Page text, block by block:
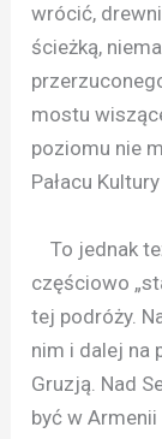
wrócić,
ścieżką,
mostu
poziomu nie
Pałacu
To jednak
częściowo
tej podróży.
nim i dalej na
Gruzją. Nad
być w